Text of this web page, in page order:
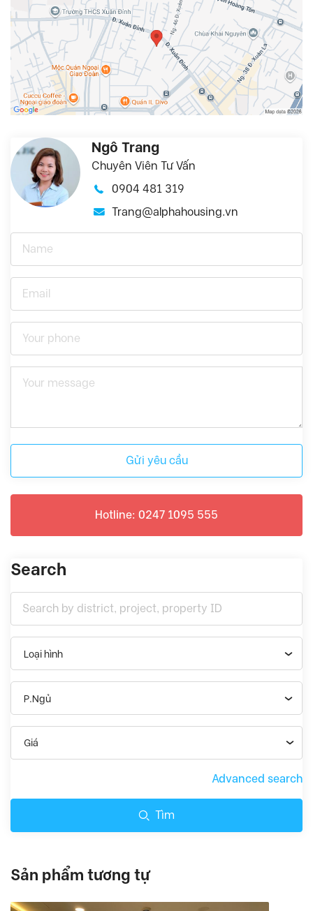
Ngô Trang
Chuyên Viên Tư Vấn
0904 481 319
Trang@alphahousing.vn
Gửi yêu cầu
Hotline: 0247 1095 555
Search
Loại hình
P.Ngủ
Giá
Advanced search
Tìm
Sản phẩm tương tự